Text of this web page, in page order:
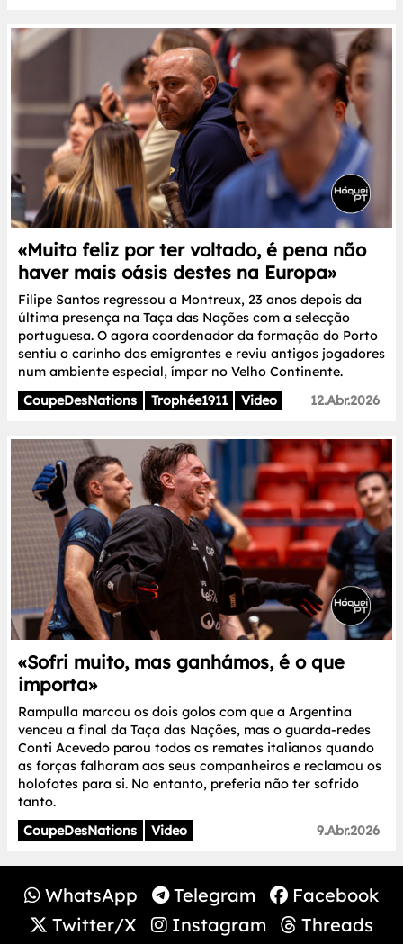
«Muito feliz por ter voltado, é pena não
haver mais oásis destes na Europa»
Filipe Santos regressou a Montreux, 23 anos depois da
última presença na Taça das Nações com a selecção
portuguesa. O agora coordenador da formação do Porto
sentiu o carinho dos emigrantes e reviu antigos jogadores
num ambiente especial, ímpar no Velho Continente.
CoupeDesNations
Trophée1911 Video 12.Abr.2026
«Sofri muito, mas ganhámos, é o que
importa»
Rampulla marcou os dois golos com que a Argentina
venceu a final da Taça das Nações, mas o guarda-redes
Conti Acevedo parou todos os remates italianos quando
as forças falharam aos seus companheiros e reclamou os
holofotes para si. No entanto, preferia não ter sofrido
tanto.
CoupeDesNations
Video 9.Abr.2026
WhatsApp Telegram
Facebook
Twitter/X
Instagram Threads